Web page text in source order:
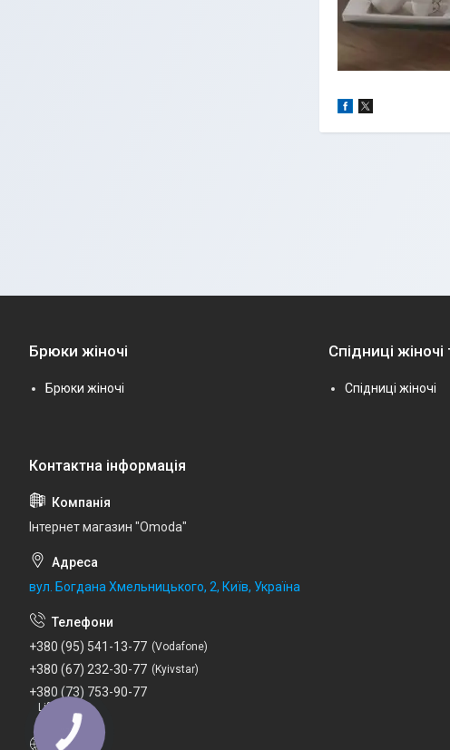
Брюки жіночі
Брюки жіночі
Спідниці
Спідниці жіночі
Інтернет магазин "Omoda"
вул. Богдана Хмельницького, 2, Київ, Україна
+380 (95) 541-13-77 Vodafone
+380 (67) 232-30-77 Kyivstar
+380 (73) 753-90-77
Lifecell